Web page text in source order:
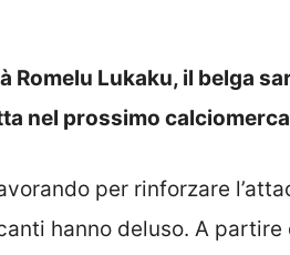
Romelu Lukaku, il belga
nel prossimo
per rinforzare
hanno deluso. A partire